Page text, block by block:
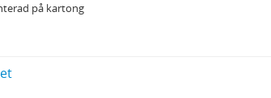
på kartong